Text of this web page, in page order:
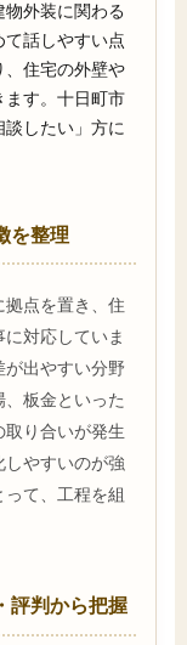
物外装に関わる
話しやすい点
、住宅の外壁や
ます。十日町市
したい」方に
を整理
点を置き、住
対応していま
出やすい分野
板金といった
り合いが発生
しやすいのが強
って、工程を組
評判から把握